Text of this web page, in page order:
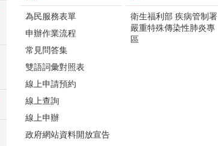
為民服務表單
申辦作業流程
常見問答集
雙語詞彙對照表
線上申請預約
線上查詢
線上申辦
政府網站資料開放宣告
衛生福利部 疾病管制署
嚴重特殊傳染性肺炎專
區